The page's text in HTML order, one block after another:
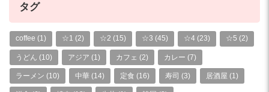
タグ
coffee (1) ☆1 (2) ☆2 (15) ☆3 (45) ☆4 (23) ☆5 (2)
うどん (10) アジア (1) カフェ (2) カレー (7)
ラーメン (10) 中華 (14) 定食 (16) 寿司 (3) 居酒屋 (1)